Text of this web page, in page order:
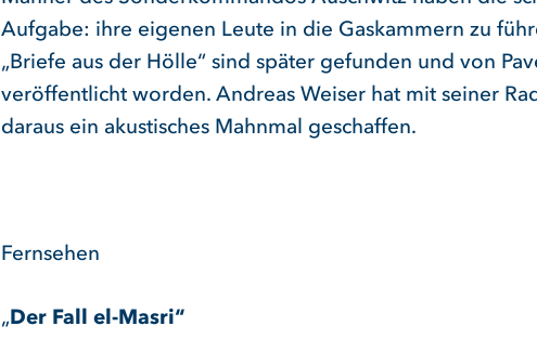
Aufgabe: ihre eigenen Leute in die Gaskammern zu
„Briefe aus der Hölle“ sind später gefunden und von
veröffentlicht worden. Andreas Weiser hat mit seiner
daraus ein akustisches Mahnmal geschaffen.
Fernsehen
„Der Fall el-Masri“